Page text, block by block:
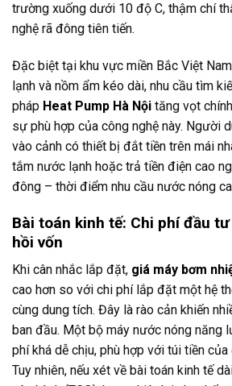
trường xuống dưới 10 độ C, thậm chí
nghệ rã đông tiên tiến.
Đặc biệt tại khu vực miền Bắc Việt
lạnh và nồm ẩm kéo dài, nhu cầu tìm
pháp Heat Pump Hà Nội tăng vọt
sự phù hợp của công nghệ này. Người
vào cảnh có thiết bị đắt tiền trên mái
tắm nước lạnh hoặc trả tiền điện cao
đông – thời điểm nhu cầu nước nóng
Bài toán kinh tế: Chi phí đầu
hồi vốn
Khi cân nhắc lắp đặt, giá máy bơm
cao hơn so với chi phí lắp đặt một hệ
cùng dung tích. Đây là rào cản khiến
ban đầu. Một bộ máy nước nóng năng
phí khá dễ chịu, phù hợp với túi tiền
Tuy nhiên, nếu xét về bài toán kinh tế